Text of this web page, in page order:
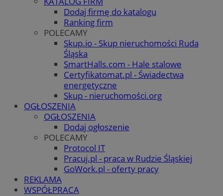
Dodaj firmę do katalogu
Ranking firm
POLECAMY
Skup.io - Skup nieruchomości Ruda
Śląska
SmartHalls.com - Hale stalowe
Certyfikatomat.pl - Świadectwa
energetyczne
Skup - nieruchomości.org
OGŁOSZENIA
OGŁOSZENIA
Dodaj ogłoszenie
POLECAMY
Protocol IT
Pracuj.pl - praca w Rudzie Śląskiej
GoWork.pl - oferty pracy
REKLAMA
WSPÓŁPRACA